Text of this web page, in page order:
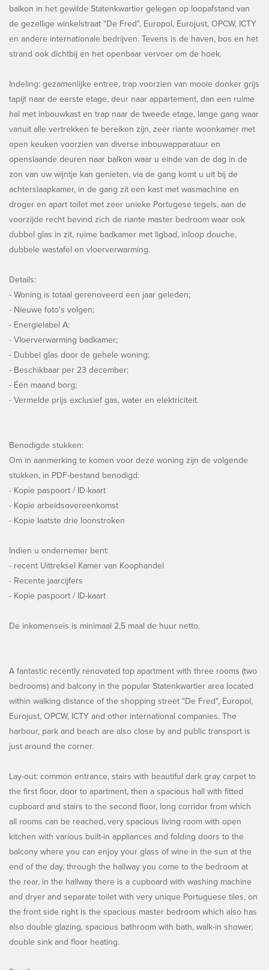
balkon in het gewilde Statenkwartier gelegen op loopafstand van
de gezellige winkelstraat "De Fred", Europol, Eurojust, OPCW, ICTY
en andere internationale bedrijven. Tevens is de haven, bos en het
strand ook dichtbij en het openbaar vervoer om de hoek.
Indeling: gezamenlijke entree, trap voorzien van mooie donker grijs
tapijt naar de eerste etage, deur naar appartement, dan een ruime
hal met inbouwkast en trap naar de tweede etage, lange gang waar
vanuit alle vertrekken te bereiken zijn, zeer riante woonkamer met
open keuken voorzien van diverse inbouwapparatuur en
openslaande deuren naar balkon waar u einde van de dag in de
zon van uw wijntje kan genieten, via de gang komt u uit bij de
achterslaapkamer, in de gang zit een kast met wasmachine en
droger en apart toilet met zeer unieke Portugese tegels, aan de
voorzijde recht bevind zich de riante master bedroom waar ook
dubbel glas in zit, ruime badkamer met ligbad, inloop douche,
dubbele wastafel en vloerverwarming.
Details:
- Woning is totaal gerenoveerd een jaar geleden;
- Nieuwe foto's volgen;
- Energielabel A;
- Vloerverwarming badkamer;
- Dubbel glas door de gehele woning;
- Beschikbaar per 23 december;
- Één maand borg;
- Vermelde prijs exclusief gas, water en elektriciteit.
Benodigde stukken:
Om in aanmerking te komen voor deze woning zijn de volgende
stukken, in PDF-bestand benodigd:
- Kopie paspoort / ID-kaart
- Kopie arbeidsovereenkomst
- Kopie laatste drie loonstroken
Indien u ondernemer bent:
- recent Uittreksel Kamer van Koophandel
- Recente jaarcijfers
- Kopie paspoort / ID-kaart
De inkomenseis is minimaal 2,5 maal de huur netto.
A fantastic recently renovated top apartment with three rooms (two
bedrooms) and balcony in the popular Statenkwartier area located
within walking distance of the shopping street "De Fred", Europol,
Eurojust, OPCW, ICTY and other international companies. The
harbour, park and beach are also close by and public transport is
just around the corner.
Lay-out: common entrance, stairs with beautiful dark gray carpet to
the first floor, door to apartment, then a spacious hall with fitted
cupboard and stairs to the second floor, long corridor from which
all rooms can be reached, very spacious living room with open
kitchen with various built-in appliances and folding doors to the
balcony where you can enjoy your glass of wine in the sun at the
end of the day, through the hallway you come to the bedroom at
the rear, in the hallway there is a cupboard with washing machine
and dryer and separate toilet with very unique Portuguese tiles, on
the front side right is the spacious master bedroom which also has
also double glazing, spacious bathroom with bath, walk-in shower,
double sink and floor heating.